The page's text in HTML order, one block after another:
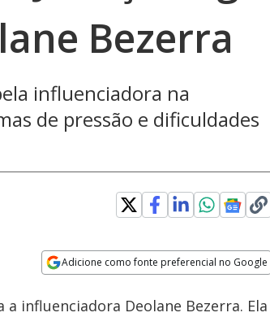
Bezerra
influenciadora na
de pressão e dificuldades
Adicione como fonte preferencial no Google
Velocidade
influenciadora Deolane Bezerra. Ela